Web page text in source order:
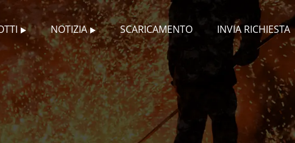
NOTIZIA SCARICAMENTO INVIA RICHIESTA